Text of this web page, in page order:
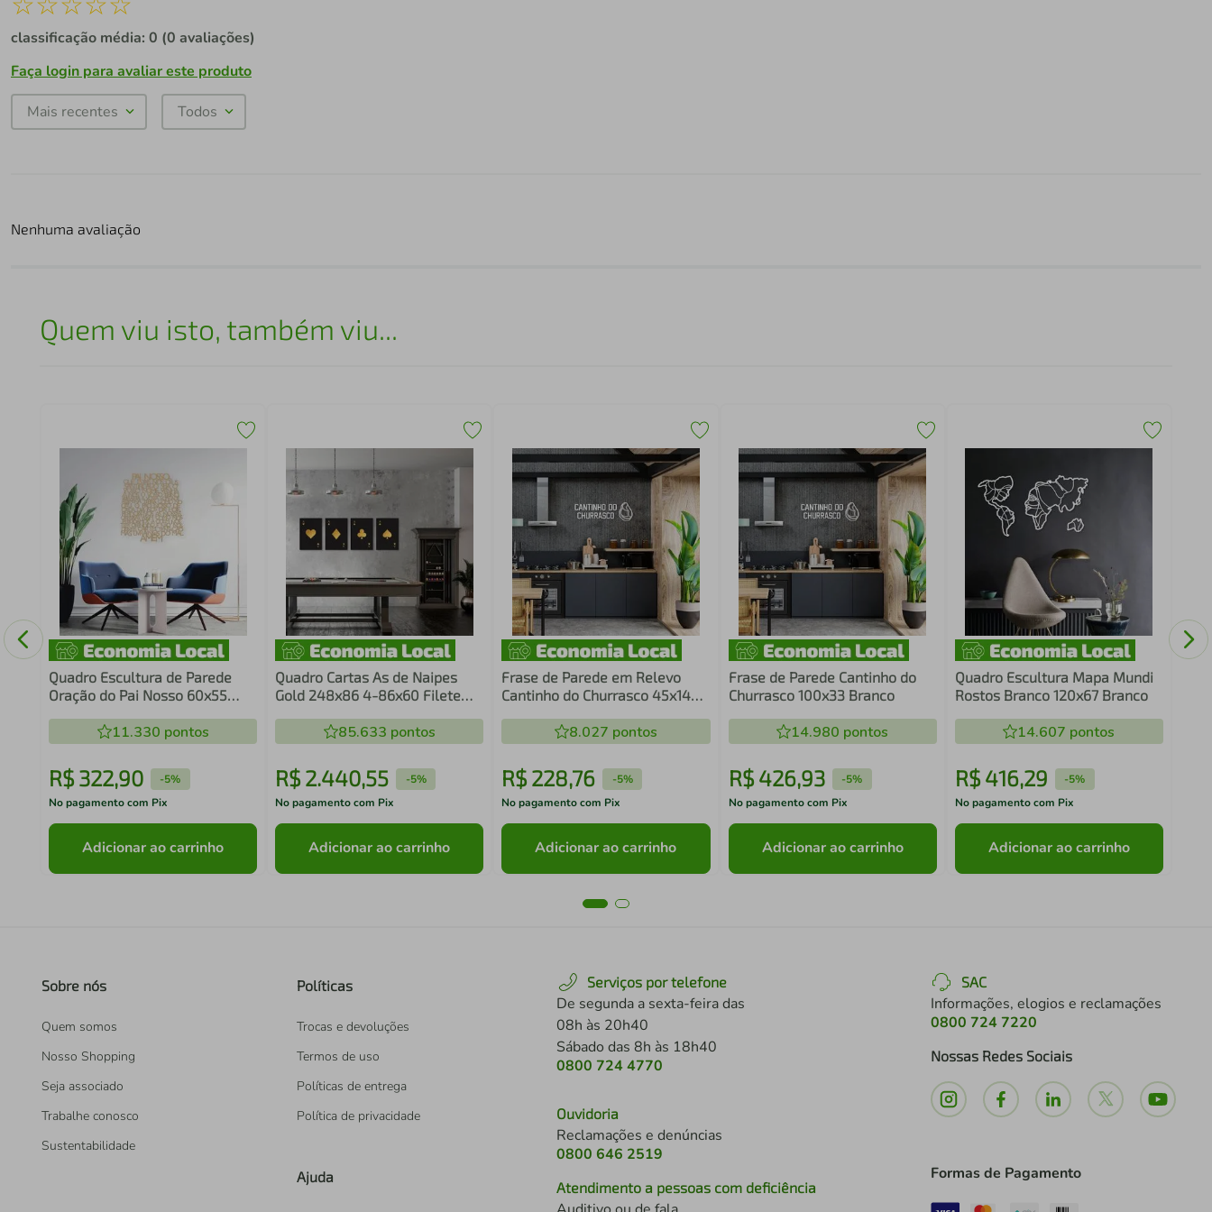
classificação média: 0 (0 avaliações)
Faça login para avaliar este produto
Mais recentes Todos
Nenhuma avaliação
Quem viu isto, também viu...
Quadro Escultura de Parede
Oração do Pai Nosso 60x55
11.330 pontos
R$ 322,90 -5%
No pagamento com Pix
Adicionar ao carrinho
Quadro Cartas As de Naipes
Gold 248x86 4-86x60 Filete
85.633 pontos
R$ 2.440,55 -5%
No pagamento com Pix
Adicionar ao carrinho
Frase de Parede em Relevo
Cantinho do Churrasco 45x14
8.027 pontos
R$228,76 -5%
No pagamento com Pix
Adicionar ao carrinho
Frase de Parede Cantinho do
Churrasco 100x33 Branco
14.980 pontos
R$ 426,93 -5%
No pagamento com Pix
Adicionar ao carrinho
Quadro Escultura Mapa Mundi
Rostos Branco 120x67 Branco
14.607 pontos
R$ 416,29 -5%
No pagamento com Pix
Adicionar ao carrinho
Sobre nós
Quem somos
Nosso Shopping
Seja associado
Trabalhe conosco
Sustentabilidade
Políticas
Trocas e devoluções
Termos de uso
Políticas de entrega
Política de privacidade
Ajuda
Serviços por telefone
De segunda a sexta-feira das
08h às 20h40
Sábado das 8h às 18h40
0800 724 4770
Ouvidoria
Reclamações e denúncias
0800 646 2519
Atendimento a pessoas com deficiência
SAC
Informações, elogios e reclamações
0800 724 7220
Nossas Redes Sociais
Formas de Pagamento